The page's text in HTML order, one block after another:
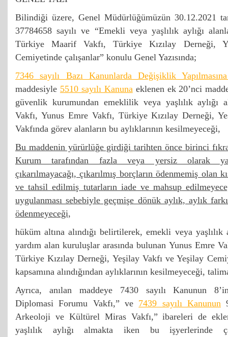
Bilindiği üzere, Genel Müdürlüğümüzün 30.12.2021
37784658 sayılı ve “Emekli veya yaşlılık aylığı
Türkiye Maarif Vakfı, Türkiye Kızılay Derneği,
Cemiyetinde çalışanlar” konulu Genel Yazısında;
7346 sayılı Bazı Kanunlarda Değişiklik
maddesiyle 5510 sayılı Kanunaeklenen ek 20’nci
güvenlik kurumundan emeklilik veya yaşlılık aylığı
Vakfı, Yunus Emre Vakfı, Türkiye Kızılay Derneği,
Vakfında görev alanların bu aylıklarının kesilmeyeceği,
Bu maddenin yürürlüğe girdiği tarihten önce birinci fıkra
Kurum tarafından fazla veya yersiz olarak
çıkarılmayacağı, çıkarılmış borçların ödenmemiş olan
ve tahsil edilmiş tutarların iade ve mahsup
uygulanması sebebiyle geçmişe dönük aylık, aylık
ödenmeyeceği,
hüküm altına alındığı belirtilerek, emekli veya yaşlılık
yardım alan kuruluşlar arasında bulunan Yunus Emre
Türkiye Kızılay Derneği, Yeşilay Vakfı ve Yeşilay
kapsamına alındığından aylıklarının kesilmeyeceği,
Ayrıca, anılan maddeye 7430 sayılı Kanunun
Diplomasi Forumu Vakfı,” ve 7439 sayılı Kanunun
Arkeoloji ve Kültürel Miras Vakfı,” ibareleri de
yaşlılık aylığı almakta iken bu işyerlerinde